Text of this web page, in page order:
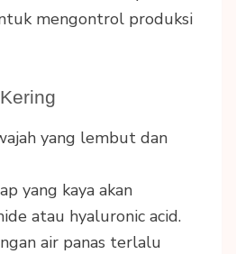
mengontrol produksi
yang lembut dan
yang kaya akan
atau hyaluronic acid.
air panas terlalu